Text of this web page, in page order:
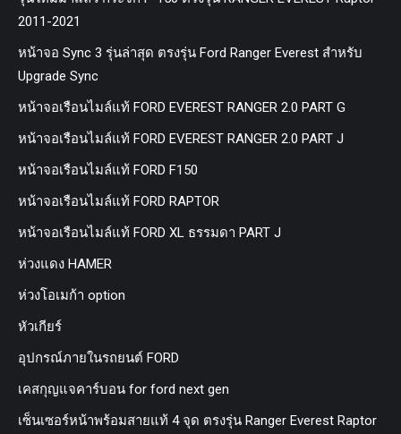
2011-2021
หน้าจอ Sync 3 รุ่นล่าสุด ตรงรุ่น Ford Ranger Everest สำหรับ
Upgrade Sync
หน้าจอเรือนไมล์แท้ FORD EVEREST RANGER 2.0 PART G
หน้าจอเรือนไมล์แท้ FORD EVEREST RANGER 2.0 PART J
หน้าจอเรือนไมล์แท้ FORD F150
หน้าจอเรือนไมล์แท้ FORD RAPTOR
หน้าจอเรือนไมล์แท้ FORD XL ธรรมดา PART J
ห่วงแดง HAMER
ห่วงโอเมก้า option
หัวเกียร์
อุปกรณ์ภายในรถยนต์ FORD
เคสกุญแจคาร์บอน for ford next gen
เซ็นเซอร์หน้าพร้อมสายแท้ 4 จุด ตรงรุ่น Ranger Everest Raptor